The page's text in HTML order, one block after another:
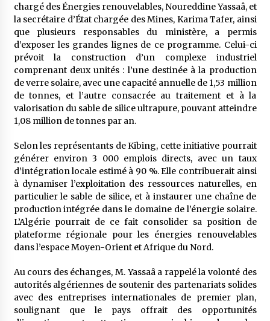
Tradition orale/ D’où viennent les contes et à
5 ans ago
chargé des Énergies renouvelables, Noureddine Yassaâ, et
la secrétaire d’État chargée des Mines, Karima Tafer, ainsi
que plusieurs responsables du ministère, a permis
d’exposer les grandes lignes de ce programme. Celui-ci
prévoit la construction d’un complexe industriel
comprenant deux unités : l’une destinée à la production
de verre solaire, avec une capacité annuelle de 1,53 million
de tonnes, et l’autre consacrée au traitement et à la
valorisation du sable de silice ultrapure, pouvant atteindre
1,08 million de tonnes par an.
Selon les représentants de Kibing, cette initiative pourrait
générer environ 3 000 emplois directs, avec un taux
d’intégration locale estimé à 90 %. Elle contribuerait ainsi
à dynamiser l’exploitation des ressources naturelles, en
particulier le sable de silice, et à instaurer une chaîne de
production intégrée dans le domaine de l’énergie solaire.
L’Algérie pourrait de ce fait consolider sa position de
plateforme régionale pour les énergies renouvelables
dans l’espace Moyen-Orient et Afrique du Nord.
Au cours des échanges, M. Yassaâ a rappelé la volonté des
autorités algériennes de soutenir des partenariats solides
avec des entreprises internationales de premier plan,
soulignant que le pays offrait des opportunités